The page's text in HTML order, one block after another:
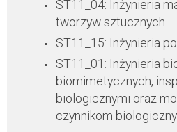
ST11_04: Inżynieria
tworzyw sztucznych
ST11_15: Inżynieria
ST11_01: Inżynieria
biomimetycznych,
biologicznymi oraz
czynnikom